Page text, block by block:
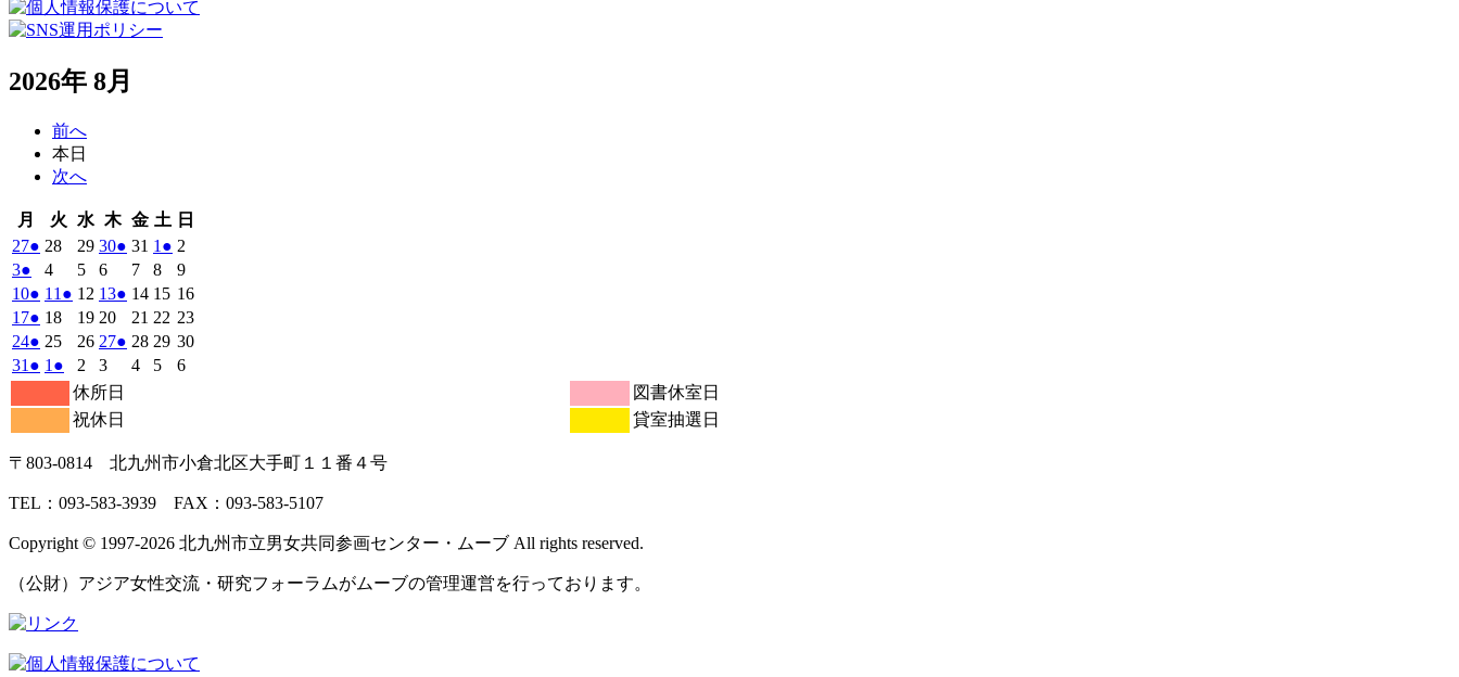
2026年 8月
前へ
本日
次へ
月
曜
日
火 火
曜
日
水 水
曜
日
木木
曜
日
金金
曜
日
土 土
曜
日
日
272026
年
7
月
27
日
● (1
件
の
イ
ベ
ン
ト)
282026
7
月
日
292026
年
7
月
29
日
302026
7
月
30
日
● (1
件
の
イ
ベ
ン
31 2026
年
7
月
31
日
1 2026
年
8
月
1
日
● (1
件
の
イ
ベ
ン
2
年
8
月
2
日
32026
年
8
月
3
日
●
件
の
イ
ベ
ン
ト)
42026
年
8
月
4
日
52026
年
8
月
5
日
62026
年
8
月
6
日
72026
年
8
月
7
日
82026
年
8
月
8
日
92026
年
8
月
9
日
102026
年
8
月
10
● (1
件
の
イ
ベ
ン
11 2026
11
日
● (1
件
の
イ
ベ
ン
ト)
12 2026
年
8
月
12
日
132026
年
8
月
日
● (1
件
の
イ
142026
年
8
月
14
152026
年
8
月
15
162026
8
172026
年
8
月
● (1
件
の
イ
ベ
182026
月
18
日
192026
年
8
19
日
202026
年
20
日
21 2026
年
8
22 2026
年
232026
年
242026
年
8
月
● (1
件
の
イ
ベ
ト)
252026
年
8
月
25
262026
年
8
月
26
272026
8
月
27
● (1
件
ン
ト)
282026
年
292026
年
302026
31 2026
年
8
日
● (1
件
の
イ
ベ
ト)
1 2026
年
9
日
●
件
の
イ
ベ
ト)
2 2026
年
9
月
日
32026
年
9
月
日
42026
日
52026
日
62026
日
休所日
図書休室日
祝休日
貸室抽選日
〒803‐0814 北九州市小倉北区大手町１１番４号
TEL：093‐583‐3939 FAX：093‐583‐5107
Copyright © 1997‐2026 北九州市立男女共同参画センター・ムーブ All rights reserved.
（公財）アジア女性交流・研究フォーラムがムーブの管理運営を行っております。